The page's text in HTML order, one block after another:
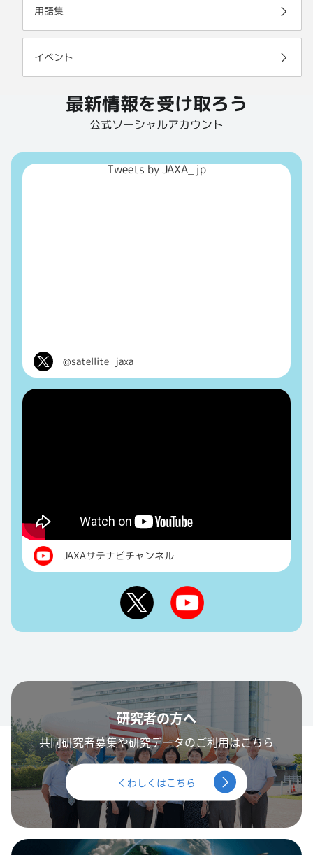
用語集
イベント
最新情報を受け取ろう
公式ソーシャルアカウント
Tweets by JAXA_jp
@satellite_jaxa
JAXAサテナビチャンネル
研究者の方へ
共同研究者募集や研究データのご利用はこちら
くわしくはこちら